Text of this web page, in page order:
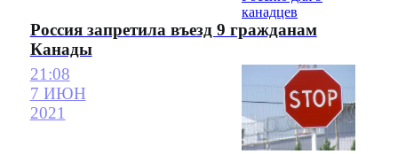
Россия запретила въезд 9 гражданам
Канады
21:08
7 ИЮН
2021